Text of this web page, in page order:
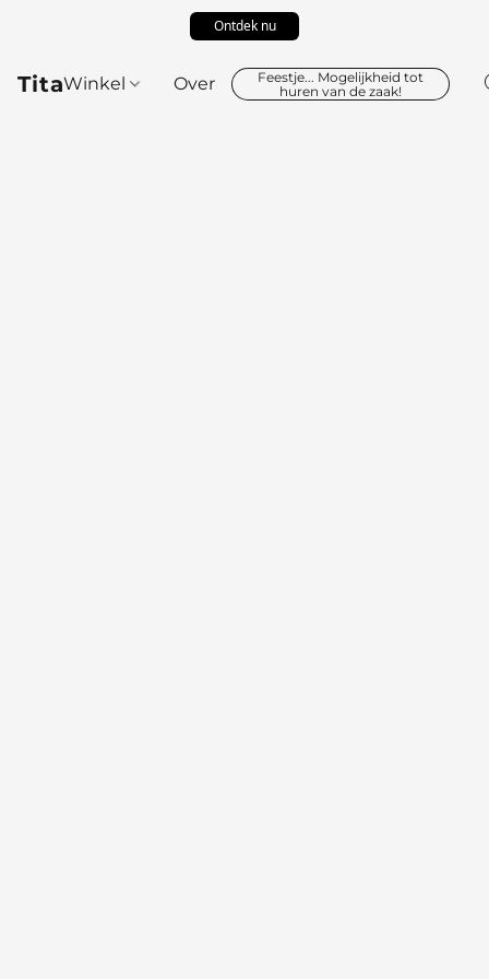
Ontdek nu
TitaWinkel Over
Feestje... Mogelijkheid tot
huren van de zaak!